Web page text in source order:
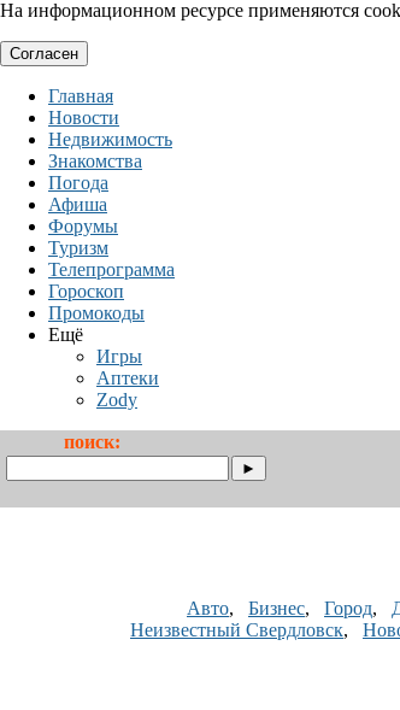
На информационном ресурсе применяются
Согласен
Главная
Новости
Недвижимость
Знакомства
Погода
Афиша
Форумы
Туризм
Телепрограмма
Гороскоп
Промокоды
Ещё
Игры
Аптеки
Zody
поиск:
Авто, Бизнес, Город,
Неизвестный Свердловск,